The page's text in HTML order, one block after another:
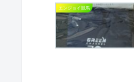
エンジョイ競馬